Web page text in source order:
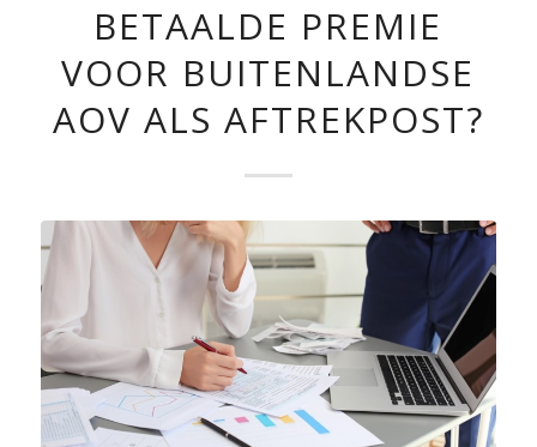
BETAALDE PREMIE
VOOR BUITENLANDSE
AOV ALS AFTREKPOST?